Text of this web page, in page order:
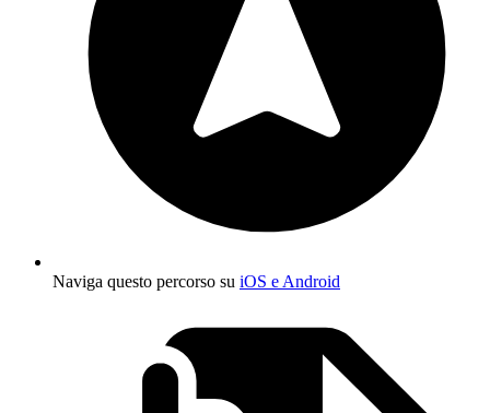
Naviga questo percorso su iOS e Android